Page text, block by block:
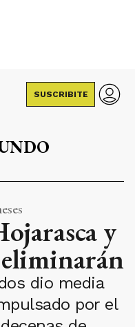
SUSCRIBITE
y
eliminarán
dio media
por el